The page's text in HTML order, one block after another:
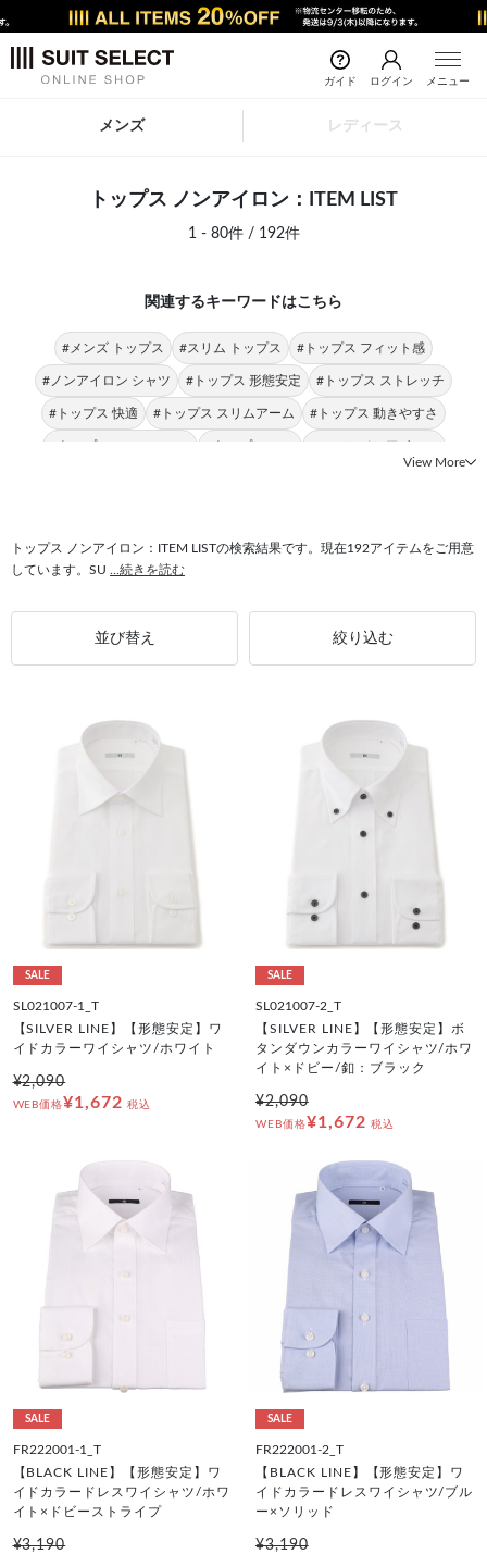
ガイド ログイン メニュー
メンズ レディース
トップス ノンアイロン：ITEM LIST
1 - 80件 / 192件
関連するキーワードはこちら
#メンズ トップス #スリム トップス #トップス フィット感
#ノンアイロン シャツ #トップス 形態安定 #トップス ストレッチ
#トップス 快適 #トップス スリムアーム #トップス 動きやすさ
#トップス SUIT SELECT #トップス RBC #スーツ ノンアイロン
#ジャケット ノンアイロン #セットアップ対応 ノンアイロン
#ワイシャツ ノンアイロン
View More
トップス ノンアイロン：ITEM LISTの検索結果です。現在192アイテムをご用意
しています。SU
...続きを読む
並び替え 絞り込む
SALE
SL021007-1_T
【SILVER LINE】【形態安定】ワ
イドカラーワイシャツ/ホワイト
¥2,090
WEB価格¥1,672 税込
SALE
SL021007-2_T
【SILVER LINE】【形態安定】ボ
タンダウンカラーワイシャツ/ホワ
イト×ドビー/釦：ブラック
¥2,090
WEB価格¥1,672 税込
SALE
FR222001-1_T
【BLACK LINE】【形態安定】ワ
イドカラードレスワイシャツ/ホワ
イト×ドビーストライプ
¥3,190
SALE
FR222001-2_T
【BLACK LINE】【形態安定】ワ
イドカラードレスワイシャツ/ブル
ー×ソリッド
¥3,190